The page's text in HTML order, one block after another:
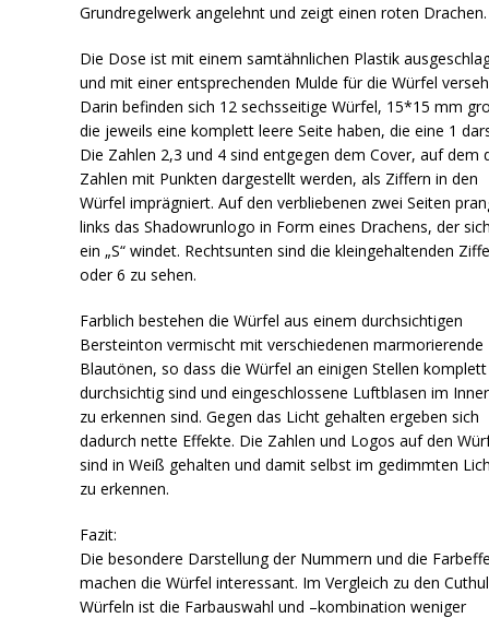
Grundregelwerk angelehnt und zeigt einen roten Drachen.
Die Dose ist mit einem samtähnlichen Plastik
und mit einer entsprechenden Mulde für die Würfel
Darin befinden sich 12 sechsseitige Würfel, 15*15 mm
die jeweils eine komplett leere Seite haben, die eine 1
Die Zahlen 2,3 und 4 sind entgegen dem Cover, auf dem
Zahlen mit Punkten dargestellt werden, als Ziffern in den
Würfel imprägniert. Auf den verbliebenen zwei Seiten
links das Shadowrunlogo in Form eines Drachens, der
ein „S“ windet. Rechtsunten sind die kleingehaltenden
oder 6 zu sehen.
Farblich bestehen die Würfel aus einem durchsichtigen
Bersteinton vermischt mit verschiedenen marmorierende
Blautönen, so dass die Würfel an einigen Stellen komplett
durchsichtig sind und eingeschlossene Luftblasen im
zu erkennen sind. Gegen das Licht gehalten ergeben sich
dadurch nette Effekte. Die Zahlen und Logos auf den
sind in Weiß gehalten und damit selbst im gedimmten
zu erkennen.
Fazit:
Die besondere Darstellung der Nummern und die
machen die Würfel interessant. Im Vergleich zu den
Würfeln ist die Farbauswahl und –kombination weniger